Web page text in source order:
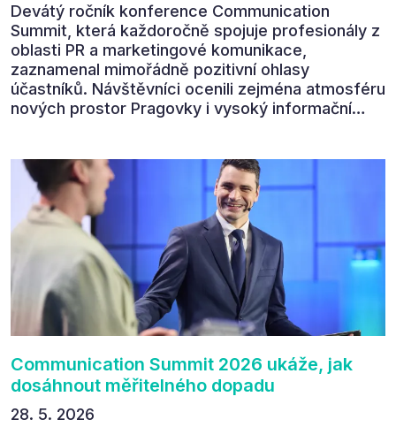
Devátý ročník konference Communication
Summit, která každoročně spojuje profesionály z
oblasti PR a marketingové komunikace,
zaznamenal mimořádně pozitivní ohlasy
účastníků. Návštěvníci ocenili zejména atmosféru
nových prostor Pragovky i vysoký informační
zúčastnit i příštího ročníku. „Příjemná konference,
výborný program, hezké prostory, Daniel Stach
absolutně nejlepší moderátor!!!“ Tak shrnul
Communication Summit jeden z 330 účastníků ve
své zpětné vazbě. Ta potvrdila, co bylo slyšet i
cítit po celý 9. červen v Pragovce – že ročník s
tématem „Od chaosu k dopadu“ se skutečně
povedl.
Communication Summit 2026 ukáže, jak
dosáhnout měřitelného dopadu
28. 5. 2026